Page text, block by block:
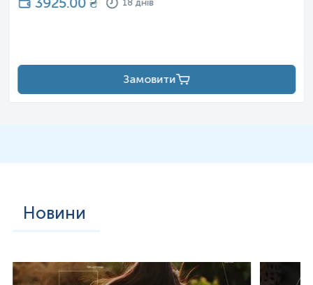
18 днів
Замовити
Новини